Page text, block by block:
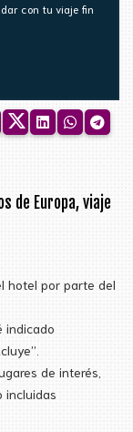
con tu viaje fin
de Europa, viaje
hotel por parte del
indicado
de interés,
incluidas